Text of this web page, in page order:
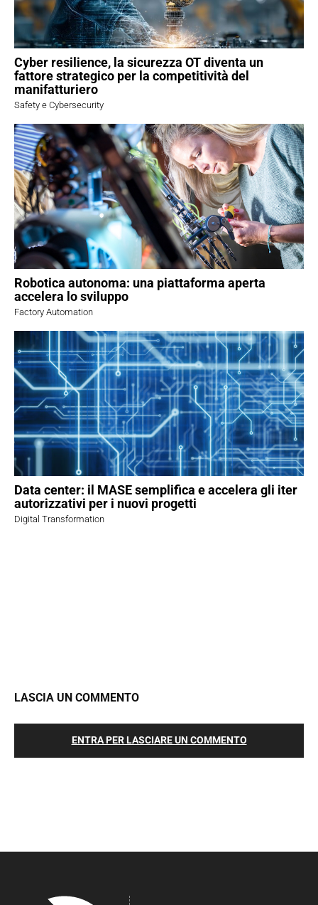
Cyber resilience, la sicurezza OT diventa un
fattore strategico per la competitività del
manifatturiero
Safety e Cybersecurity
Robotica autonoma: una piattaforma aperta
accelera lo sviluppo
Factory Automation
Data center: il MASE semplifica e accelera gli iter
autorizzativi per i nuovi progetti
Digital Transformation
LASCIA UN COMMENTO
ENTRA PER LASCIARE UN COMMENTO